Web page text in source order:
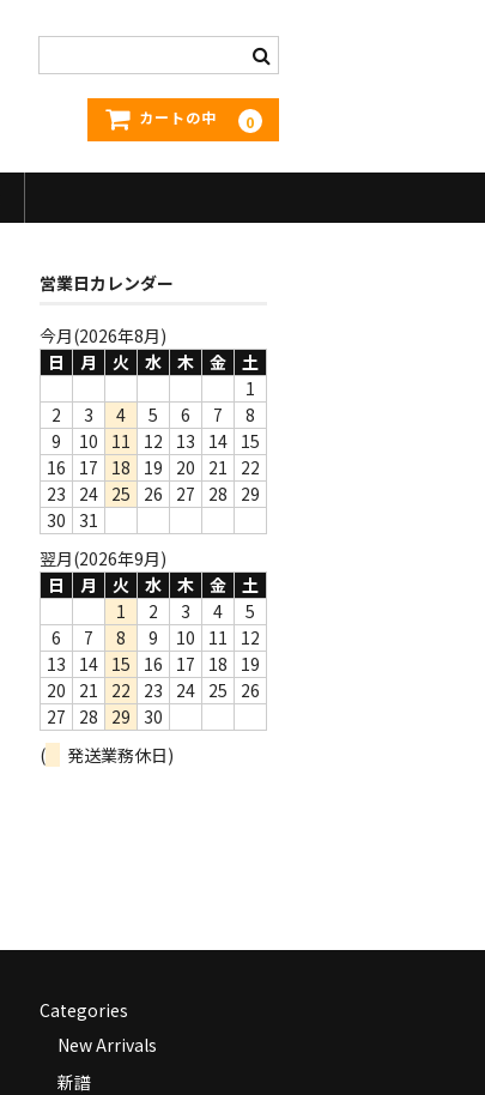
カートの中 0
営業日カレンダー
今月(2026年8月)
日
月 火 水 木 金
土
1
2
3 4 5 6 7
8
9
10 11 12 13 14 15
16
17 18 19 20 21
22
23
24 25 26 27 28
29
30
31
翌月(2026年9月)
日
月 火 水 木 金
土
1
2 3 4
5
6
7 8 9 10 11
12
13
14 15 16 17 18
19
20
21 22 23 24 25
26
27
28 29
30
(
発送業務休日)
Categories
New Arrivals
新譜